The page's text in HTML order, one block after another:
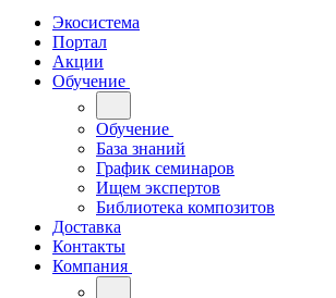
Экосистема
Портал
Акции
Обучение
Обучение
База знаний
График семинаров
Ищем экспертов
Библиотека композитов
Доставка
Контакты
Компания